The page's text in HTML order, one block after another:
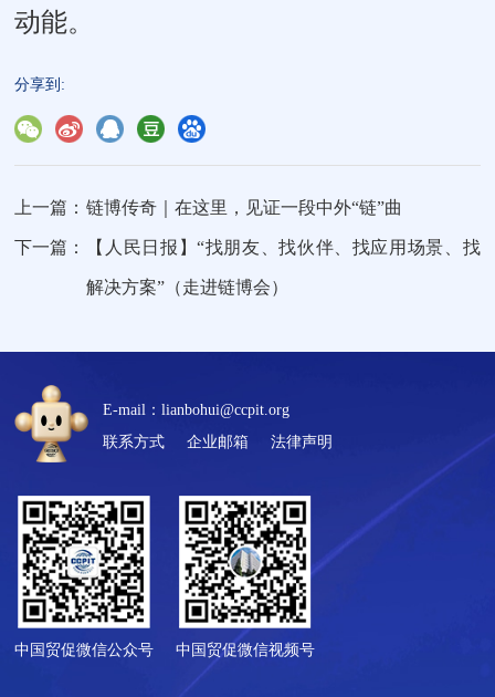
动能。
分享到:
上一篇： 链博传奇｜在这里，见证一段中外“链”曲
下一篇： 【人民日报】“找朋友、找伙伴、找应用场景、找
解决方案”（走进链博会）
E-mail：lianbohui@ccpit.org
联系方式
企业邮箱 法律声明
中国贸促微信公众号 中国贸促微信视频号